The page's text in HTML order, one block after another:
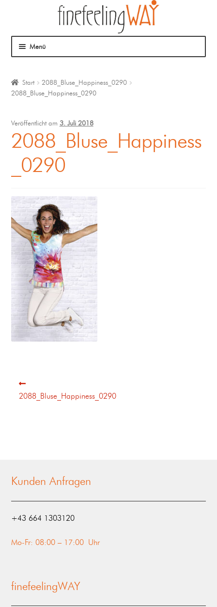
Menü
Mein Angebot
Coaching
Klangmassage
Start
2088_Bluse_Happiness_0290
2088_Bluse_Happiness_0290
Veröffentlicht am 3. Juli 2018
2088_Bluse_Happiness
_0290
2088_Bluse_Happiness_0290
Kunden Anfragen
‭+43 664 1303120‬
Mo-Fr: 08:00 – 17:00 Uhr
finefeelingWAY